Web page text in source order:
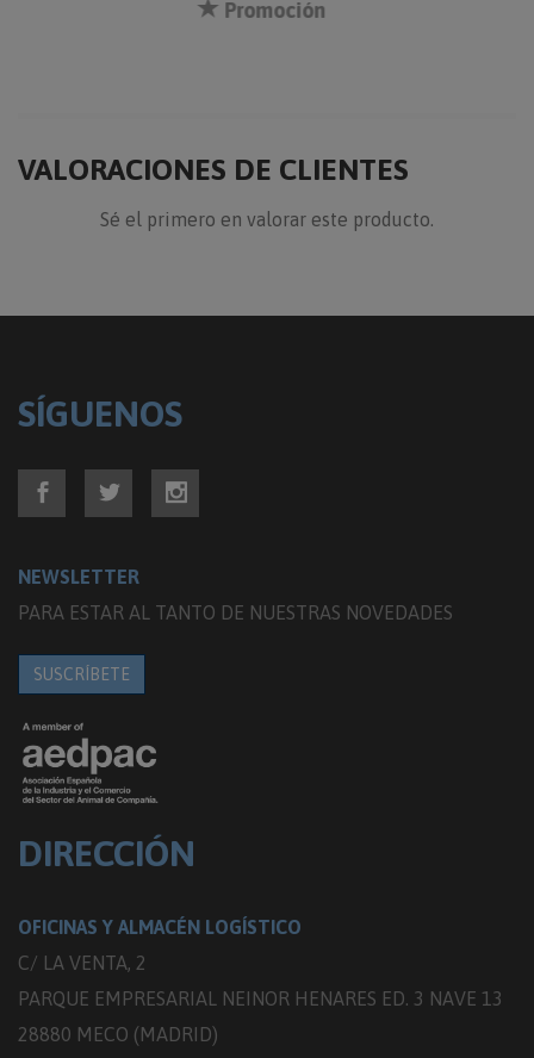
VALORACIONES DE CLIENTES
Sé el primero en valorar este producto.
SÍGUENOS
NEWSLETTER
PARA ESTAR AL TANTO DE NUESTRAS NOVEDADES
SUSCRÍBETE
DIRECCIÓN
OFICINAS Y ALMACÉN LOGÍSTICO
C/ LA VENTA, 2
PARQUE EMPRESARIAL NEINOR HENARES ED. 3 NAVE 13
28880 MECO (MADRID)